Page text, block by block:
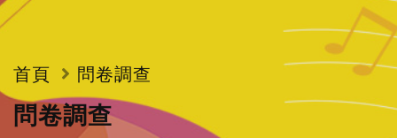
問卷調查
首頁 問卷調查